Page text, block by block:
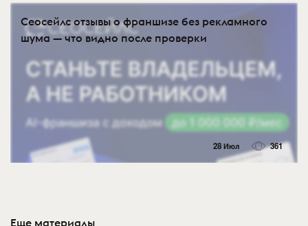
Сеосейлс отзывы о франшизе без рекламного
шума — что видно после проверки
28 Июл 361
Еще материалы